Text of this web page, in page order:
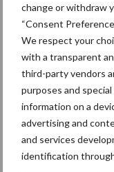
change or withdraw
“Consent
We respect your
with a transparent
third-party vendors
purposes and
information on a
advertising and
and services
identification
Paul Jacobs
Bart Persoonop
herfst
Edward Bakker op
PRO van Donaat
Danny Hoerensop
Hoerens